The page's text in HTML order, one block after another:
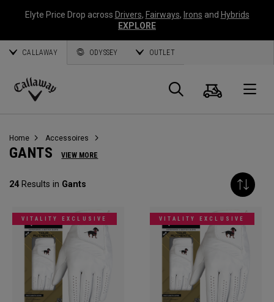
Elyte Price Drop across Drivers, Fairways, Irons and Hybrids
EXPLORE
CALLAWAY ODYSSEY OUTLET
Callaway
Panier
Home Accessoires
GANTS VIEW MORE
24Results in Gants
VITALITY EXCLUSIVE VITALITY EXCLUSIVE